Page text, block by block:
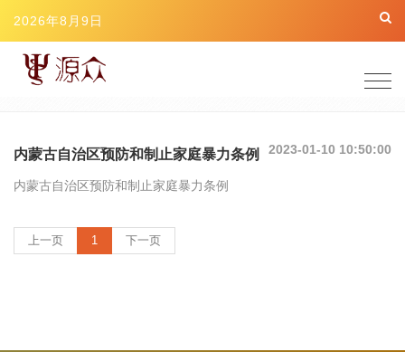
2026年8月9日
2023-01-10 10:50:00
内蒙古自治区预防和制止家庭暴力条例
内蒙古自治区预防和制止家庭暴力条例
上一页 1 (current)下一页